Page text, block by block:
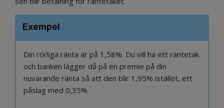
Exempel
Din rörliga ränta är på 1,58%. Du vill ha ett räntetak
och banken lägger då på en premie på din
nuvarande ränta så att den blir 1,95% istället, ett
påslag med 0,35%.